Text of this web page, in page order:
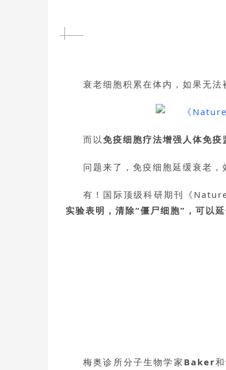
衰老细胞积累在体内，如果无法
而以 免疫细胞疗法增强人体免疫
问题来了，免疫细胞延缓衰老，
有！国际顶级科研期刊《
实验表明，清除“僵尸细胞”，可以
梅奥诊所分子生物学家 Baker和